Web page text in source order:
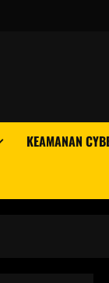
KEAMANAN